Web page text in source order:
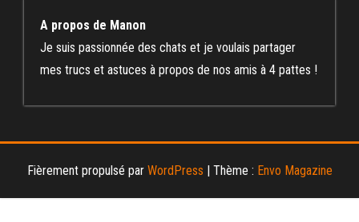
A propos de Manon
Je suis passionnée des chats et je voulais partager
mes trucs et astuces à propos de nos amis à 4 pattes !
Fièrement propulsé par WordPress Thème : Envo Magazine